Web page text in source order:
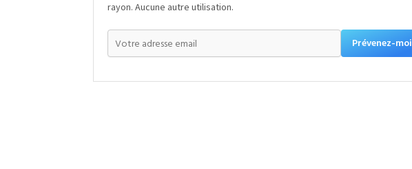
rayon. Aucune autre utilisation.
Prévenez-moi